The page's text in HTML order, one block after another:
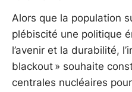
Alors que la population
plébiscité une politique
l’avenir et la durabilité,
blackout » souhaite
centrales nucléaires